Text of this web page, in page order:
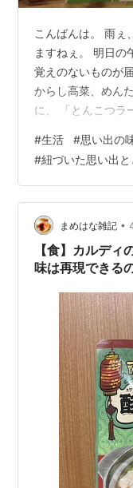
こんばんは。 雨ぇ
ますねぇ。 明日の
覚えのないものが
からし高菜、めん
に、 「とんこつラ
ったので 「当たり
らいにしか思って
だけどぉ・・・。
ール便にしちゃぁ
て開封したら、高
たのは12年前。…
#生活 #思い出の
#紐づいた思い出と
まめはな雑記 •
【食】カルデ
味は再現できる